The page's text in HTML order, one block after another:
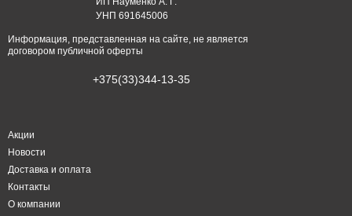
УНП 691645006
Информация, представленная на сайте, не является
договором публичной оферты
+375(33)344-13-35
Акции
Новости
Доставка и оплата
Контакты
О компании